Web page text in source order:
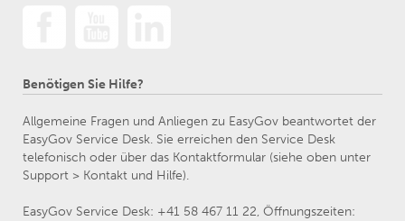
Benötigen Sie Hilfe?
Allgemeine Fragen und Anliegen zu EasyGov beantwortet der
EasyGov Service Desk. Sie erreichen den Service Desk
telefonisch oder über das Kontaktformular (siehe oben unter
Support > Kontakt und Hilfe).
EasyGov Service Desk: +41 58 467 11 22, Öffnungszeiten: